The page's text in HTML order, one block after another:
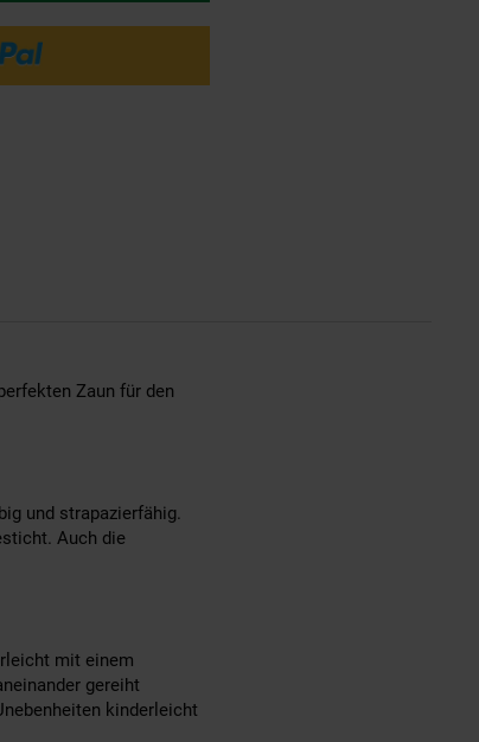
Zaun für den
und strapazierfähig.
Auch die
mit einem
gereiht
kinderleicht